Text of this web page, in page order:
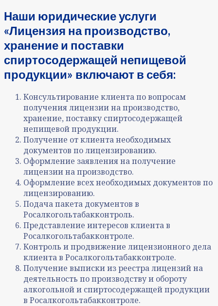
Наши юридические услуги
«Лицензия на производство,
хранение и поставки
спиртосодержащей непищевой
продукции» включают в себя:
Консультирование клиента по вопросам
получения лицензии на производство,
хранение, поставку спиртосодержащей
непищевой продукции.
Получение от клиента необходимых
документов по лицензированию.
Оформление заявления на получение
лицензии на производство.
Оформление всех необходимых документов по
лицензированию.
Подача пакета документов в
Росалкогольтабакконтроль.
Представление интересов клиента в
Росалкогольтабакконтроле.
Контроль и продвижение лицензионного дела
клиента в Росалкогольтабакконтроле.
Получение выписки из реестра лицензий на
деятельность по производству и обороту
алкогольной и спиртосодержащей продукции
в Росалкогольтабакконтроле.